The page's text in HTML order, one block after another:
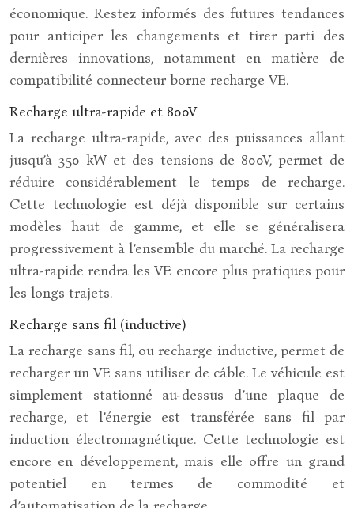
économique. Restez informés des futures tendances
pour anticiper les changements et tirer parti des
dernières innovations, notamment en matière de
compatibilité connecteur borne recharge VE.
Recharge ultra-rapide et 800V
La recharge ultra-rapide, avec des puissances allant
jusqu’à 350 kW et des tensions de 800V, permet de
réduire considérablement le temps de recharge.
Cette technologie est déjà disponible sur certains
modèles haut de gamme, et elle se généralisera
progressivement à l’ensemble du marché. La recharge
ultra-rapide rendra les VE encore plus pratiques pour
les longs trajets.
Recharge sans fil (inductive)
La recharge sans fil, ou recharge inductive, permet de
recharger un VE sans utiliser de câble. Le véhicule est
simplement stationné au-dessus d’une plaque de
recharge, et l’énergie est transférée sans fil par
induction électromagnétique. Cette technologie est
encore en développement, mais elle offre un grand
potentiel en termes de commodité et